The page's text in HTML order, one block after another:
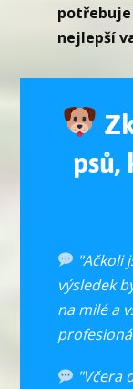
potřebuje
nejlepší
"Ačkoli
výsledek
na milé a
"Včera